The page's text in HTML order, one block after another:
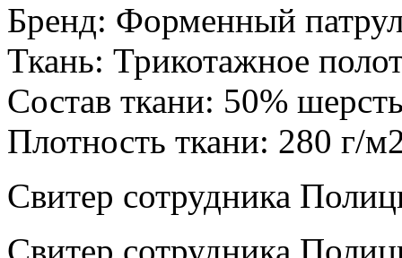
Бренд: Форменный
Ткань: Трикотажное
Состав ткани: 50%
Плотность ткани: 280 г/
Свитер сотрудника